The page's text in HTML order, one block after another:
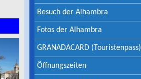
Besuch der Alhambra
Fotos der Alhambra
GRANADACARD (Touristenpass)
Öffnungszeiten